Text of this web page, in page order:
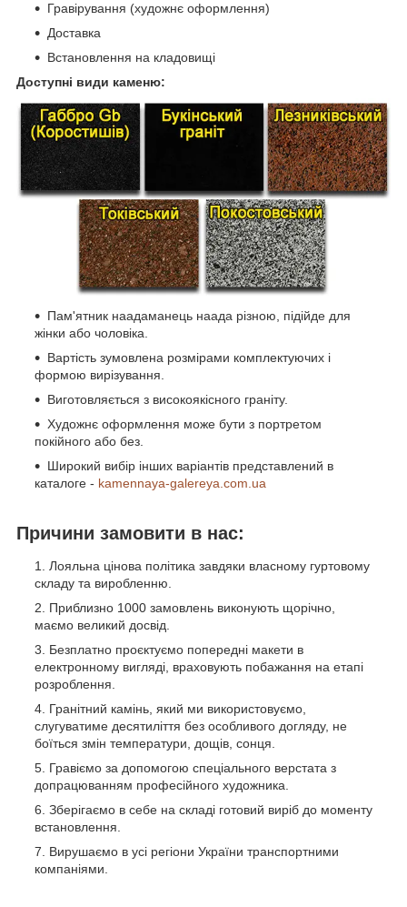
Гравірування (художнє оформлення)
Доставка
Встановлення на кладовищі
Доступні види каменю:
Пам'ятник наадаманець наада різною, підійде для
жінки або чоловіка.
Вартість зумовлена розмірами комплектуючих і
формою вирізування.
Виготовляється з високоякісного граніту.
Художнє оформлення може бути з портретом
покійного або без.
Широкий вибір інших варіантів представлений в
каталоге - kamennaya-galereya.com.ua
Причини замовити в нас:
Лояльна цінова політика завдяки власному гуртовому
складу та виробленню.
Приблизно 1000 замовлень виконують щорічно,
маємо великий досвід.
Безплатно проєктуємо попередні макети в
електронному вигляді, враховують побажання на етапі
розроблення.
Гранітний камінь, який ми використовуємо,
слугуватиме десятиліття без особливого догляду, не
боїться змін температури, дощів, сонця.
Гравіємо за допомогою спеціального верстата з
допрацюванням професійного художника.
Зберігаємо в себе на складі готовий виріб до моменту
встановлення.
Вирушаємо в усі регіони України транспортними
компаніями.